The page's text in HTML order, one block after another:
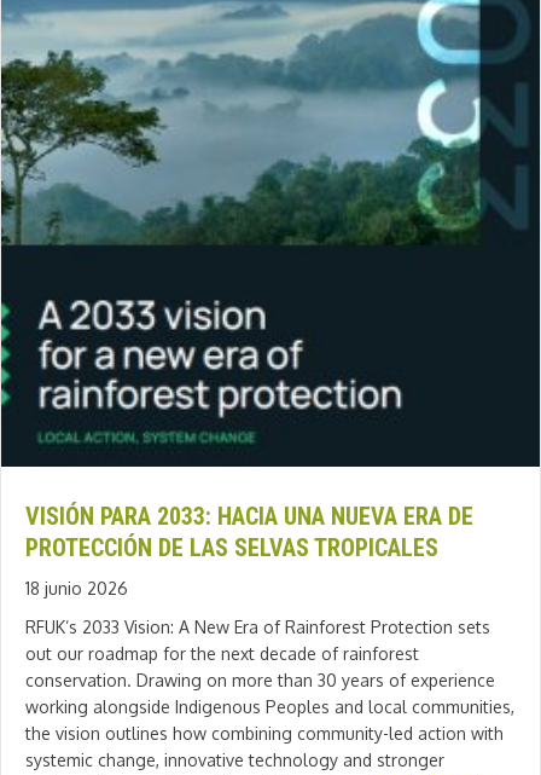
VISIÓN PARA 2033: HACIA UNA NUEVA ERA DE
PROTECCIÓN DE LAS SELVAS TROPICALES
18 junio 2026
RFUK’s 2033 Vision: A New Era of Rainforest Protection sets
out our roadmap for the next decade of rainforest
conservation. Drawing on more than 30 years of experience
working alongside Indigenous Peoples and local communities,
the vision outlines how combining community-led action with
systemic change, innovative technology and stronger